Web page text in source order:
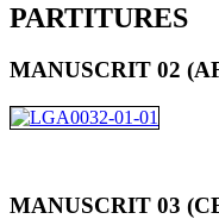
PARTITURES
MANUSCRIT 02
MANUSCRIT 03